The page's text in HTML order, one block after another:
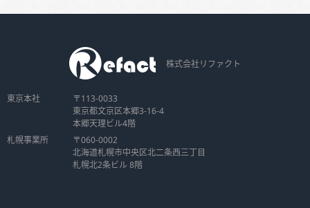
株式会社リファクト
東京本社
〒113-0033
東京都文京区本郷3-16-4
本郷天理ビル4階
札幌事業所
〒060-0002
北海道札幌市中央区北二条西三丁目
札幌北2条ビル 8階